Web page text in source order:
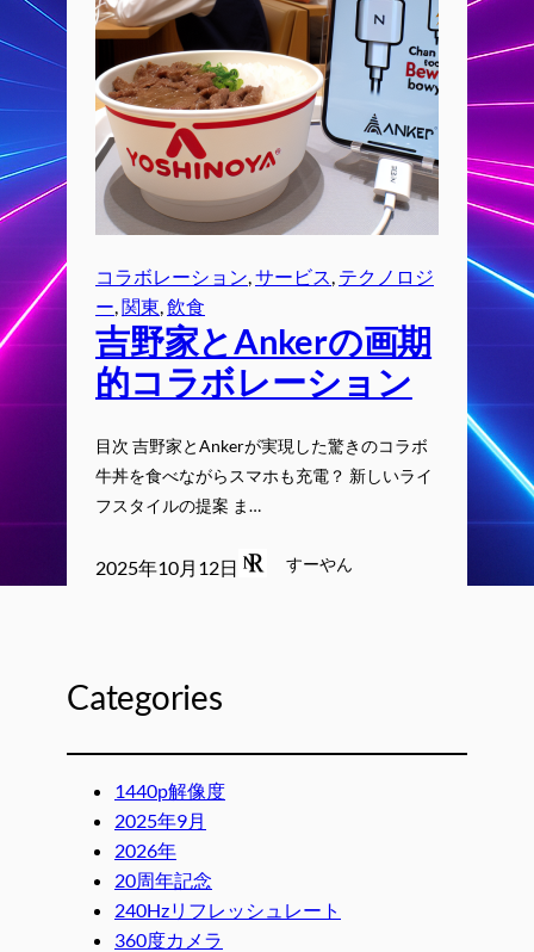
コラボレーション, サービス, テクノロジ
ー, 関東, 飲食
吉野家とAnkerの画期
的コラボレーション
目次 吉野家とAnkerが実現した驚きのコラボ
牛丼を食べながらスマホも充電？ 新しいライ
フスタイルの提案 ま…
2025年10月12日 すーやん
Categories
1440p解像度
2025年9月
2026年
20周年記念
240Hzリフレッシュレート
360度カメラ